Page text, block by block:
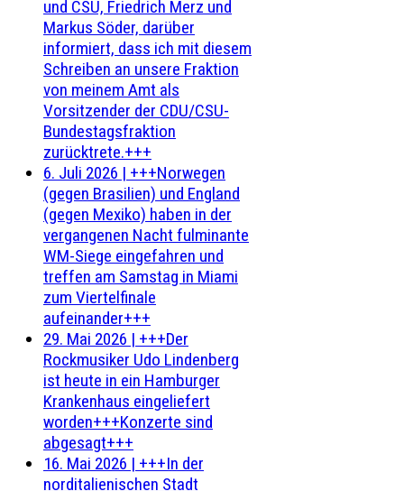
und CSU, Friedrich Merz und
Markus Söder, darüber
informiert, dass ich mit diesem
Schreiben an unsere Fraktion
von meinem Amt als
Vorsitzender der CDU/CSU-
Bundestagsfraktion
zurücktrete.+++
6. Juli 2026 | +++Norwegen
(gegen Brasilien) und England
(gegen Mexiko) haben in der
vergangenen Nacht fulminante
WM-Siege eingefahren und
treffen am Samstag in Miami
zum Viertelfinale
aufeinander+++
29. Mai 2026 | +++Der
Rockmusiker Udo Lindenberg
ist heute in ein Hamburger
Krankenhaus eingeliefert
worden+++Konzerte sind
abgesagt+++
16. Mai 2026 | +++In der
norditalienischen Stadt